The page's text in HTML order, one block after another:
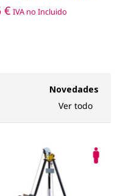
€ IVA no Incluido
Novedades
Ver todo